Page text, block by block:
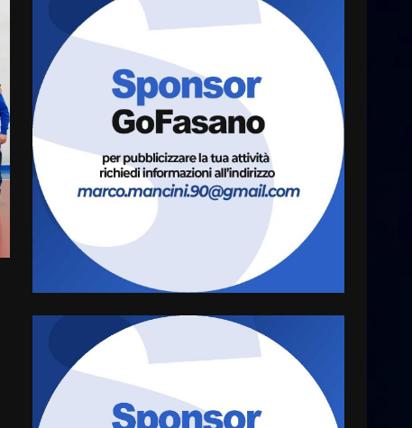
3
Grazia Neglia, coordinatrice
cittadina di Fratelli d’Italia,
pronta a tornare in Consiglio
comunale
6 Agosto 2026 08:00
4
Cura dei beni comuni e
cittadinanza attiva: online
l’avviso per la gestione
condivisa della Villetta di
Laureto
6 Agosto 2026 06:20
La magia del Minareto e la
prima assoluta de “L’Albergo
Belvedere. Il rapimento”
6
Serie D, l’Us Fasano è
escluso dal campionato
5 Agosto 2026 17:30